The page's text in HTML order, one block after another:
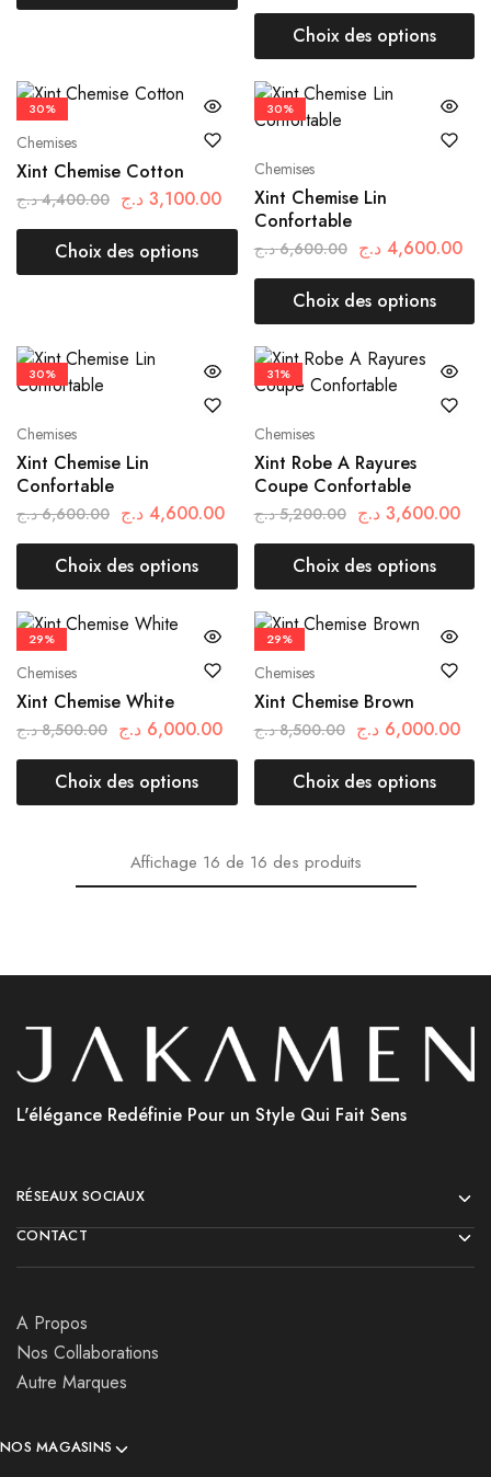
Choix des options
30%
Chemises
Xint Chemise Cotton
4,400.00 د.ج 3,100.00 د.ج
Choix des options
30%
Chemises
Xint Chemise Lin
Confortable
6,600.00 د.ج 4,600.00 د.ج
Choix des options
30%
Chemises
Xint Chemise Lin
Confortable
6,600.00 د.ج 4,600.00 د.ج
Choix des options
31%
Chemises
Xint Robe A Rayures
Coupe Confortable
5,200.00 د.ج 3,600.00 د.ج
Choix des options
29%
Chemises
Xint Chemise White
8,500.00 د.ج 6,000.00 د.ج
Choix des options
29%
Chemises
Xint Chemise Brown
8,500.00 د.ج 6,000.00 د.ج
Choix des options
Affichage 16 de 16 des produits
L'élégance Redéfinie Pour un Style Qui Fait Sens
RÉSEAUX SOCIAUX
CONTACT
A Propos
Nos Collaborations
Autre Marques
NOS MAGASINS